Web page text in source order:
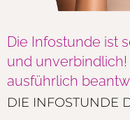
Die Infostunde ist
und
ausführlich
DIE INFOSTUNDE